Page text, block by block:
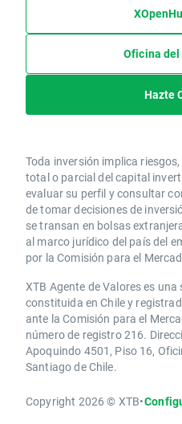
Oficina
Hazte
Toda inversión implica
total o parcial del capital
evaluar su perfil y consultar
de tomar decisiones de
se transan en bolsas
al marco jurídico del país del
por la Comisión para el
XTB Agente de Valores es
constituida en Chile y
ante la Comisión para el
número de registro 216.
Apoquindo 4501, Piso 16,
Santiago de Chile.
Copyright 2026 © XTB•